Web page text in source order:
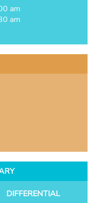
am
am
DIFFERENTIAL